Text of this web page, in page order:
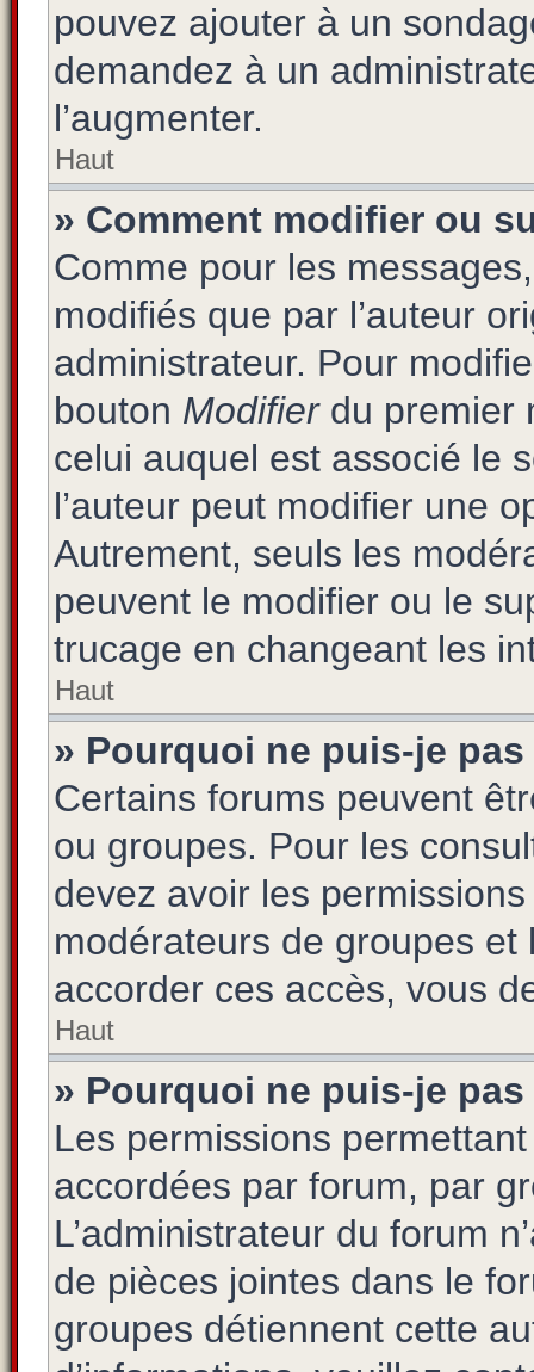
pouvez ajouter à un
demandez à un
l’augmenter.
Haut
» Comment modifier ou
Comme pour les
modifiés que par l’auteur
administrateur. Pour
bouton Modifierdu premier
celui auquel est associé le
l’auteur peut modifier une
Autrement, seuls les
peuvent le modifier ou le
trucage en changeant les
Haut
» Pourquoi ne puis-je
Certains forums peuvent
ou groupes. Pour les
devez avoir les
modérateurs de groupes
accorder ces accès, vous
Haut
» Pourquoi ne puis-je
Les permissions
accordées par forum, par
L’administrateur du forum
de pièces jointes dans le
groupes détiennent cette